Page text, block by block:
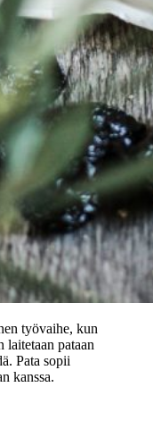
työvaihe, kun
laitetaan pataan
Pata sopii
kanssa.